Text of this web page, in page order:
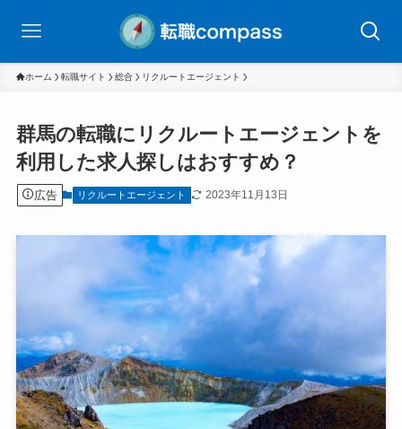
ホーム 転職サイト 総合 リクルートエージェント
群馬の転職にリクルートエージェントを
利用した求人探しはおすすめ？
広告 リクルートエージェント 2023年11月13日